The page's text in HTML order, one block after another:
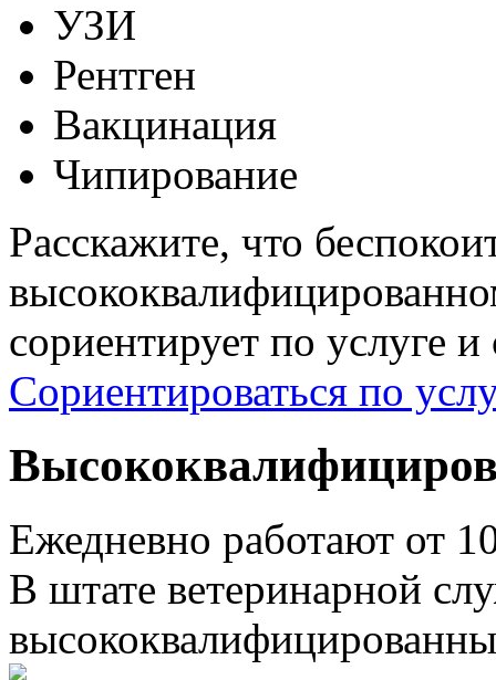
УЗИ
Рентген
Вакцинация
Чипирование
Расскажите, что
сориентирует по услуге
Сориентироваться по
Ежедневно работают от
В штате ветеринарной